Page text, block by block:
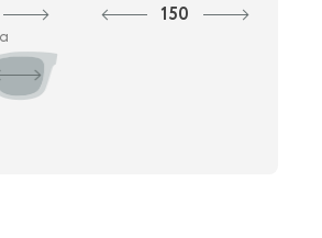
150